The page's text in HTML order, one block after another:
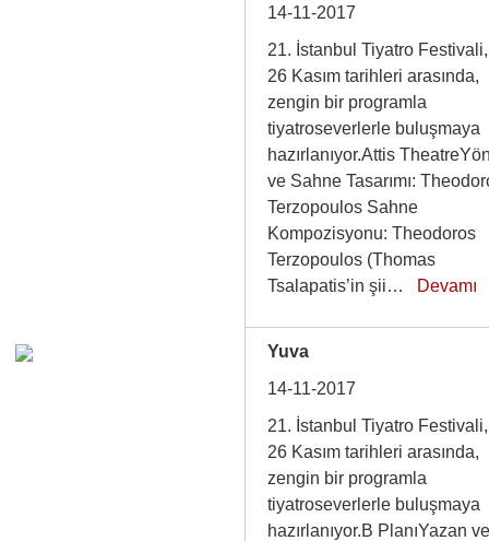
14-11-2017
21. İstanbul Tiyatro
26 Kasım tarihleri arasında,
zengin bir programla
tiyatroseverlerle buluşmaya
hazırlanıyor.Attis
ve Sahne Tasarımı:
Terzopoulos Sahne
Kompozisyonu: Theodoros
Terzopoulos (Thomas
Tsalapatis’in şii… Devamı
Yuva
14-11-2017
21. İstanbul Tiyatro
26 Kasım tarihleri arasında,
zengin bir programla
tiyatroseverlerle buluşmaya
hazırlanıyor.B PlanıYazan